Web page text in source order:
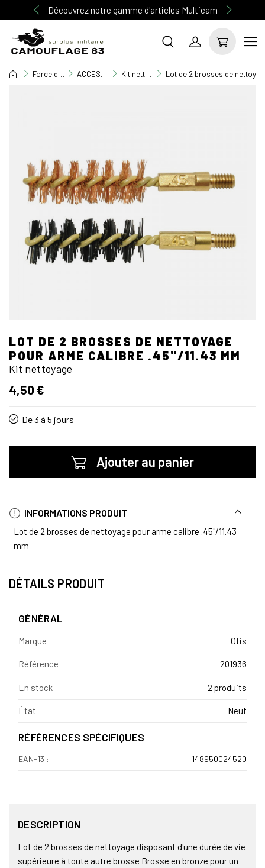
Découvrez notre gamme d'articles Multicam
Force de l'ordre ACCESSOIRES FORCES DE L'ORDRE Kit nettoyage Lot de 2 brosses de
LOT DE 2 BROSSES DE NETTOYAGE
POUR ARME CALIBRE .45"/11.43 MM
Kit nettoyage
4,50 €
De 3 à 5 jours
Ajouter au panier
INFORMATIONS PRODUIT
Lot de 2 brosses de nettoyage pour arme calibre .45"/11.43
mm
DÉTAILS PRODUIT
GÉNÉRAL
Marque Otis
Référence 201936
En stock 2 produits
État Neuf
RÉFÉRENCES SPÉCIFIQUES
EAN-13 : 148950024520
DESCRIPTION
Lot de 2 brosses de nettoyage disposant d'une durée de vie
supérieure à toute autre brosse Brosse en bronze pour un